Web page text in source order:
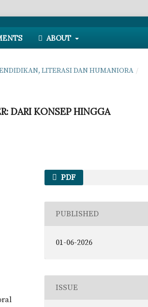
ABOUT
LITERASI DAN HUMANIORA /
DARI KONSEP HINGGA
PDF
PUBLISHED
01-06-2026
ISSUE